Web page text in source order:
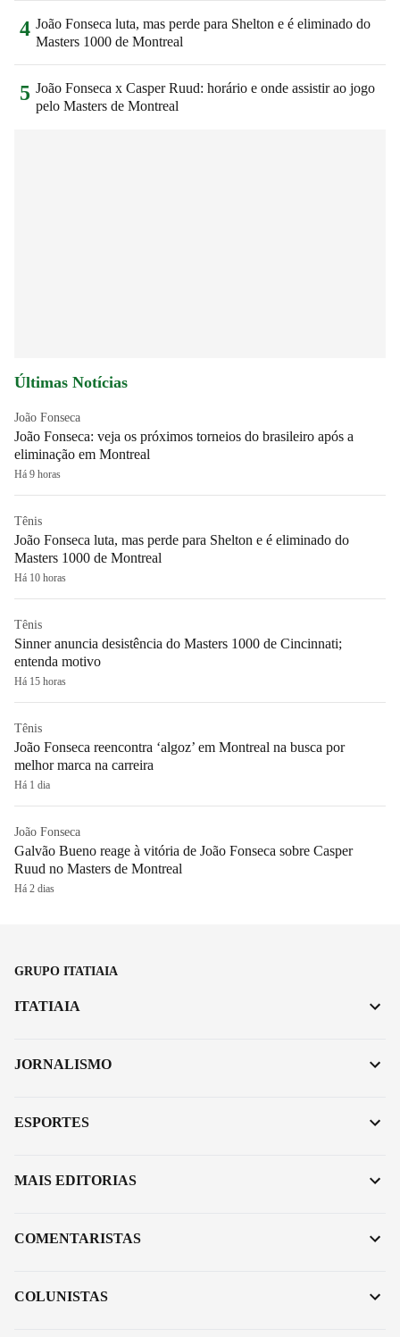
4 João Fonseca luta, mas perde para Shelton e é eliminado do
Masters 1000 de Montreal
5 João Fonseca x Casper Ruud: horário e onde assistir ao jogo
pelo Masters de Montreal
Últimas Notícias
João Fonseca
João Fonseca: veja os próximos torneios do brasileiro após a
eliminação em Montreal
Há 9 horas
Tênis
João Fonseca luta, mas perde para Shelton e é eliminado do
Masters 1000 de Montreal
Há 10 horas
Tênis
Sinner anuncia desistência do Masters 1000 de Cincinnati;
entenda motivo
Há 15 horas
Tênis
João Fonseca reencontra ‘algoz’ em Montreal na busca por
melhor marca na carreira
Há 1 dia
João Fonseca
Galvão Bueno reage à vitória de João Fonseca sobre Casper
Ruud no Masters de Montreal
Há 2 dias
GRUPO ITATIAIA
ITATIAIA
JORNALISMO
ESPORTES
MAIS EDITORIAS
COMENTARISTAS
COLUNISTAS